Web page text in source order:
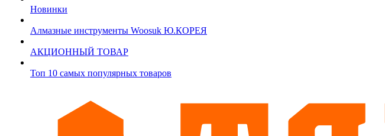
Новинки
Алмазные инструменты Woosuk Ю.КОРЕЯ
АКЦИОННЫЙ ТОВАР
Топ 10 самых популярных товаров